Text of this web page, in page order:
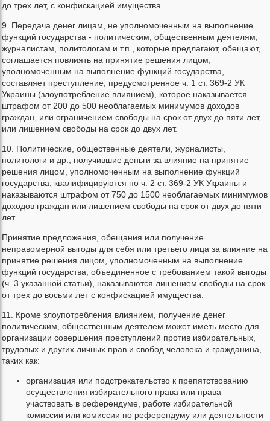
до трех лет, с конфискацией имущества.
9. Передача денег лицам, не уполномоченным на выполнение
функций государства - политическим, общественным деятелям,
журналистам, политологам и т.п., которые предлагают, обещают,
соглашается повлиять на принятие решения лицом,
уполномоченным на выполнение функций государства,
составляет преступление, предусмотренное ч. 1 ст. 369-2 УК
Украины (злоупотребление влиянием), которое наказывается
штрафом от 200 до 500 необлагаемых минимумов доходов
граждан, или ограничением свободы на срок от двух до пяти лет,
или лишением свободы на срок до двух лет.
10. Политические, общественные деятели, журналисты,
политологи и др., получившие деньги за влияние на принятие
решения лицом, уполномоченным на выполнение функций
государства, квалифицируются по ч. 2 ст. 369-2 УК Украины и
наказываются штрафом от 750 до 1500 необлагаемых минимумов
доходов граждан или лишением свободы на срок от двух до пяти
лет.
Принятие предложения, обещания или получение
неправомерной выгоды для себя или третьего лица за влияние на
принятие решения лицом, уполномоченным на выполнение
функций государства, объединенное с требованием такой выгоды
(ч. 3 указанной статьи), наказываются лишением свободы на срок
от трех до восьми лет с конфискацией имущества.
11. Кроме злоупотребления влиянием, получение денег
политическим, общественным деятелем может иметь место для
организации совершения преступлений против избирательных,
трудовых и других личных прав и свобод человека и гражданина,
таких как:
организация или подстрекательство к препятствованию
осуществления избирательного права или права
участвовать в референдуме, работе избирательной
комиссии или комиссии по референдуму или деятельности